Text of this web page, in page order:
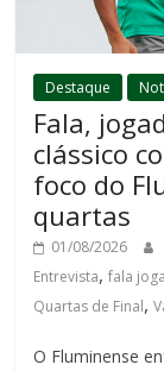
Destaque
Fala,
clássico
foco do
quartas
01/08/2026
Entrevista,fala
Quartas de Final,
O Fluminense